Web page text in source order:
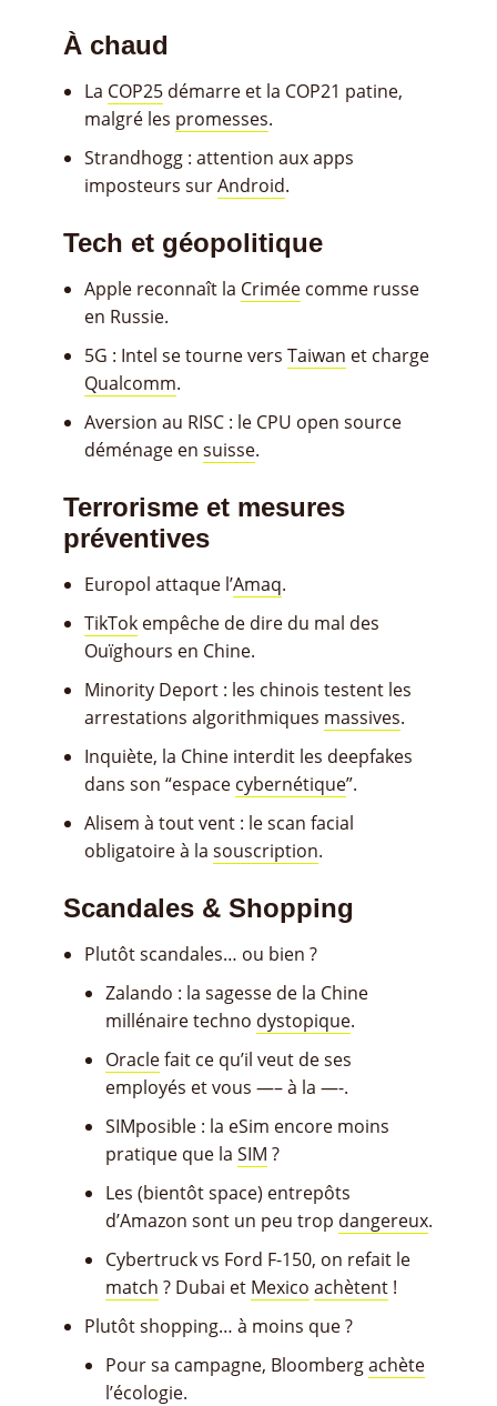
À chaud
La COP25 démarre et la COP21 patine,
malgré les promesses.
Strandhogg : attention aux apps
imposteurs surAndroid.
Tech et géopolitique
Apple reconnaît la Crimée comme russe
en Russie.
5G : Intel se tourne vers Taiwan et charge
Qualcomm.
Aversion au RISC : le CPU open source
déménage en suisse.
Terrorisme et mesures
préventives
Europol attaque l’Amaq.
TikTok empêche de dire du mal des
Ouïghours en Chine.
Minority Deport : les chinois testent les
arrestations algorithmiques massives.
Inquiète, la Chine interdit les deepfakes
dans son “espace cybernétique”.
Alisem à tout vent : le scan facial
obligatoire à la souscription.
Scandales & Shopping
Plutôt scandales… ou bien ?
Zalando : la sagesse de la Chine
millénaire techno dystopique.
Oraclefait ce qu’il veut de ses
employés et vous —– à la —-.
SIMposible : la eSim encore moins
pratique que la SIM ?
Les (bientôt space) entrepôts
d’Amazon sont un peu trop dangereux.
Cybertruck vs Ford F-150, on refait le
match ? Dubai et Mexico achètent !
Plutôt shopping… à moins que ?
Pour sa campagne, Bloombergachète
l’écologie.